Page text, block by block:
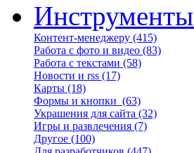
Инструменты
Контент-менеджеру (415)
Работа с фото и видео (83)
Работа с текстами (58)
Новости и rss (17)
Карты (18)
Формы и кнопки (63)
Украшения для сайта (32)
Игры и развлечения (7)
Другое (100)